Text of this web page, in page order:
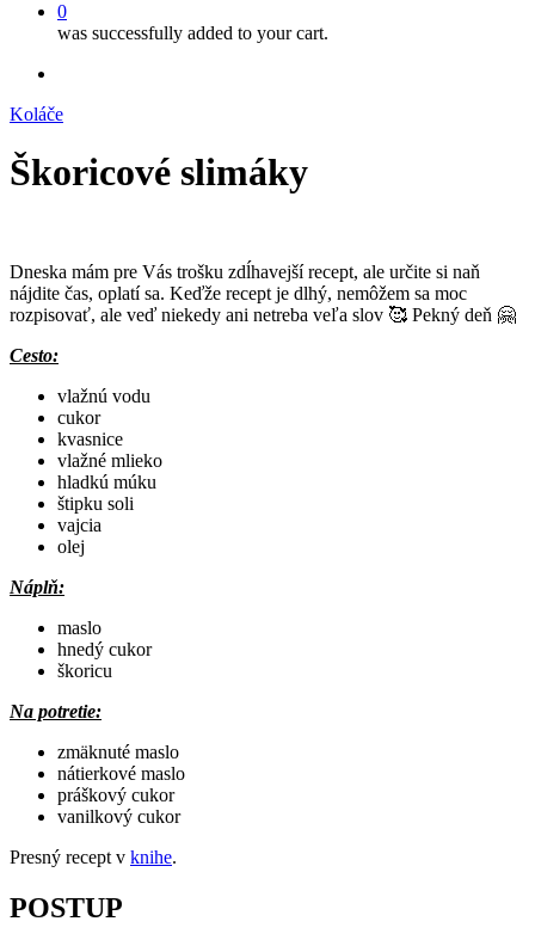
0
was successfully added to your cart.
Koláče
Škoricové slimáky
Dneska mám pre Vás trošku zdĺhavejší recept, ale určite si naň
nájdite čas, oplatí sa. Keďže recept je dlhý, nemôžem sa moc
rozpisovať, ale veď niekedy ani netreba veľa slov 🥰 Pekný deň 🤗
Cesto:
vlažnú vodu
cukor
kvasnice
vlažné mlieko
hladkú múku
štipku soli
vajcia
olej
Náplň:
maslo
hnedý cukor
škoricu
Na potretie:
zmäknuté maslo
nátierkové maslo
práškový cukor
vanilkový cukor
Presný recept v knihe.
POSTUP